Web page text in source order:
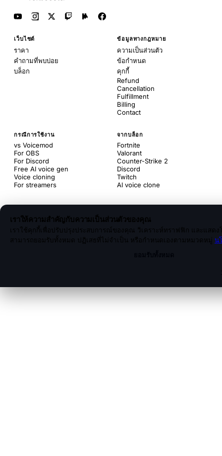
เว็บไซต์
ราคา
คำถามที่พบบ่อย
บล็อก
ข้อมูลทางกฎหมาย
ความเป็นส่วนตัว
ข้อกำหนด
คุกกี้
Refund
Cancellation
Fulfillment
Billing
Contact
กรณีการใช้งาน
vs Voicemod
For OBS
For Discord
Free AI voice gen
Voice cloning
For streamers
จากบล็อก
Fortnite
Valorant
Counter-Strike 2
Discord
Twitch
AI voice clone
เราให้ความสำคัญกับความเป็นส่วนตัวของคุณ
เราใช้คุกกี้เพื่อปรับปรุงประสบการณ์ของคุณ วิเคราะห์ทราฟฟิก และแสด
สามารถยอมรับทั้งหมด ปฏิเสธที่ไม่จำเป็น หรือกำหนดเองตามหมวดหมู่ น